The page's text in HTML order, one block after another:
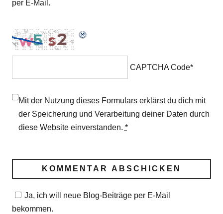
per E-Mail.
CAPTCHA Code*
Mit der Nutzung dieses Formulars erklärst du dich mit
der Speicherung und Verarbeitung deiner Daten durch
diese Website einverstanden. *
Ja, ich will neue Blog-Beiträge per E-Mail
bekommen.